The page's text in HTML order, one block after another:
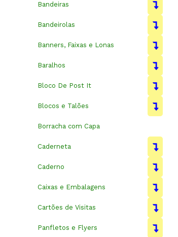
Bandeiras
Bandeirolas
Banners, Faixas e Lonas
Baralhos
Bloco De Post It
Blocos e Talões
Borracha com Capa
Caderneta
Caderno
Caixas e Embalagens
Cartões de Visitas
Panfletos e Flyers